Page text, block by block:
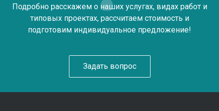
Подробно расскажем о наших услугах, видах работ и
типовых проектах, рассчитаем стоимость и
подготовим индивидуальное предложение!
Задать вопрос